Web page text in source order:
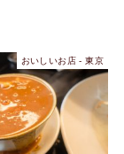
おいしいお店 - 東京